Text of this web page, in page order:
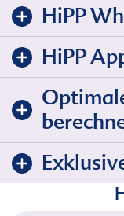
HiPP
HiPP